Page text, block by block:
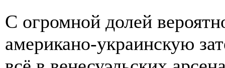
С огромной долей
американо-украинскую